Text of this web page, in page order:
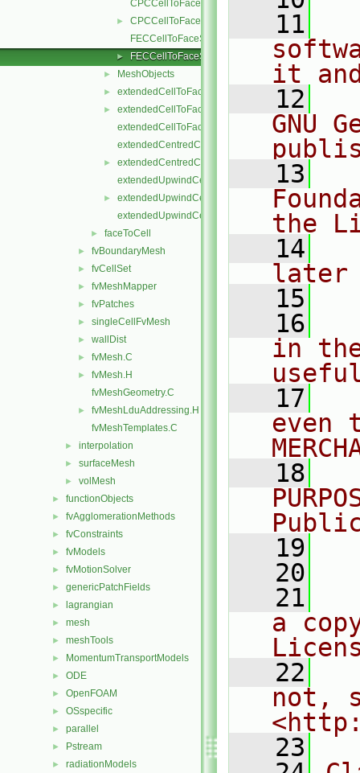
CPCCellToFaceStencil.C
►
CPCCellToFaceStencil.H
FECCellToFaceStencil.C
► FECCellToFaceStencil.H
► MeshObjects
► extendedCellToFaceStencil.C
►
extendedCellToFaceStencil.H
extendedCellToFaceStencilTemplates.C
extendedCentredCellToFaceStencil.C
►
extendedCentredCellToFaceStencil.H
extendedUpwindCellToFaceStencil.C
►
extendedUpwindCellToFaceStencil.H
extendedUpwindCellToFaceStencilTemplates.C
► faceToCell
► fvBoundaryMesh
► fvCellSet
► fvMeshMapper
► fvPatches
► singleCellFvMesh
► wallDist
► fvMesh.C
►
fvMesh.H
fvMeshGeometry.C
►
fvMeshLduAddressing.H
fvMeshTemplates.C
► interpolation
► surfaceMesh
► volMesh
► functionObjects
► fvAgglomerationMethods
► fvConstraints
► fvModels
► fvMotionSolver
► genericPatchFields
► lagrangian
► mesh
► meshTools
► MomentumTransportModels
► ODE
► OpenFOAM
► OSspecific
► parallel
► Pstream
► radiationModels
   11
it
   12
GNU
   13
the
   14
later
   15
   16
in
   17
even
   18
   19
   20
   21
a
   22
not,
   23